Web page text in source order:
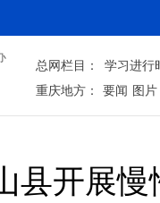
总网栏目： 学习进行
重庆地方： 要闻 图片
县开展